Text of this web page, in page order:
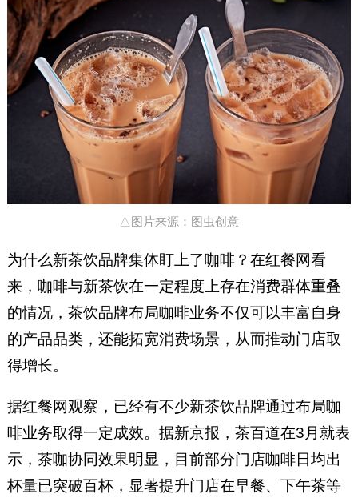
△图片来源：图虫创意
为什么新茶饮品牌集体盯上了咖啡？在红餐网看
来，咖啡与新茶饮在一定程度上存在消费群体重叠
的情况，茶饮品牌布局咖啡业务不仅可以丰富自身
的产品品类，还能拓宽消费场景，从而推动门店取
得增长。
据红餐网观察，已经有不少新茶饮品牌通过布局咖
啡业务取得一定成效。据新京报，茶百道在3月就表
示，茶咖协同效果明显，目前部分门店咖啡日均出
杯量已突破百杯，显著提升门店在早餐、下午茶等